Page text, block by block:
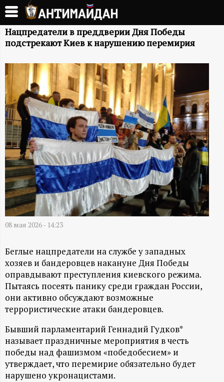
Перейти
основному
содержанию
А
Т
И
М
А
Й
Д
А
Н
-
и
н
ф
о
Нацпредатели в преддверии Дня Победы
подстрекают Киев к нарушению перемирия
08 мая 2026 - 14:23
Беглые нацпредатели на службе у западных
хозяев и бандеровцев накануне Дня Победы
оправдывают преступления киевского режима.
Пытаясь посеять панику среди граждан России,
они активно обсуждают возможные
террористические атаки бандеровцев.
Бывший парламентарий Геннадий Гудков*
называет праздничные мероприятия в честь
победы над фашизмом «победобесием» и
утверждает, что перемирие обязательно будет
нарушено укронацистами.